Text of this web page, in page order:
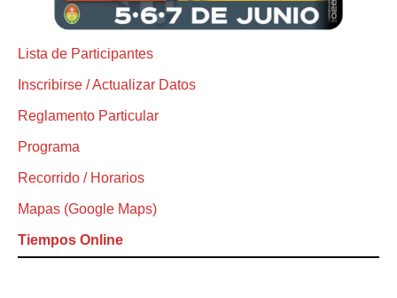
Lista de Participantes
Inscribirse / Actualizar Datos
Reglamento Particular
Programa
Recorrido / Horarios
Mapas (Google Maps)
Tiempos Online